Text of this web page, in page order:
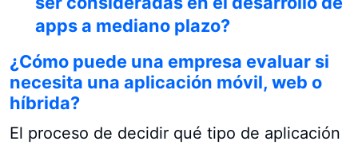
apps a mediano plazo?
¿Cómo puede una empresa evaluar si
necesita una aplicación móvil, web o
híbrida?
El proceso de decidir qué tipo de aplicación